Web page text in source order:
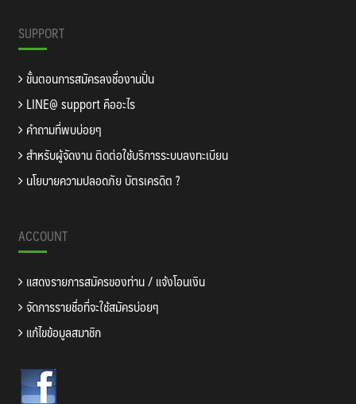
SUPPORT
ขั้นตอนการสมัครลงชื่องานปั่น
LINE@ support คืออะไร
คำถามที่พบบ่อยๆ
สำหรับผู้จัดงาน ติดต่อใช้บริการระบบลงทะเบียน
นโยบายความปลอดภัย บัตรเครดิต ?
ACCOUNT
แสดงรายการสมัครของท่าน / แจ้งโอนเงิน
จัดการรายชื่อที่จะใช้สมัครบ่อยๆ
แก้ไขข้อมูลสมาชิก